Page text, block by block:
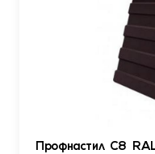
Профнастил С8